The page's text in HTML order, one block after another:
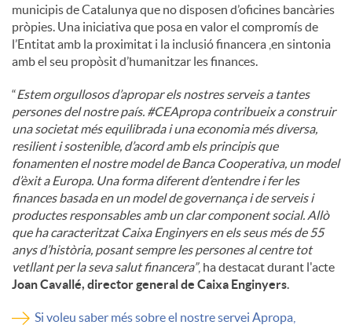
s
municipis de Catalunya que no disposen d’oficines bancàries
pròpies. Una iniciativa que posa en valor el compromís de
l’Entitat amb la proximitat i la inclusió financera ,en sintonia
amb el seu propòsit d’humanitzar les finances.
“Estem orgullosos d’apropar els nostres serveis a tantes
persones del nostre país. #CEApropa contribueix a construir
una societat més equilibrada i una economia més diversa,
resilient i sostenible, d’acord amb els principis que
fonamenten el nostre model de Banca Cooperativa, un model
d’èxit a Europa. Una forma diferent d’entendre i fer les
finances basada en un model de governança i de serveis i
productes responsables amb un clar component social. Allò
que ha caracteritzat Caixa Enginyers en els seus més de 55
anys d’història, posant sempre les persones al centre tot
vetllant per la seva salut financera”, ha destacat durant l'acte
Joan Cavallé, director general de Caixa Enginyers.
Si voleu saber més sobre el nostre servei Apropa,